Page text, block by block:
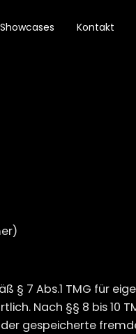
Showcases Kontakt
§ 7 Abs.1 TMG für
Nach §§ 8 bis 10
gespeicherte